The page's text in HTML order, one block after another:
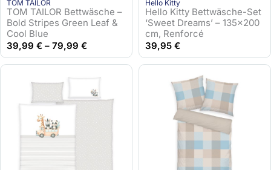
5
TOM TAILOR
TOM TAILOR Bettwäsche –
Bold Stripes Green Leaf &
Cool Blue
39,99 € – 79,99 €
Hello Kitty
Hello Kitty Bettwäsche-Set
‘Sweet Dreams’ – 135×200
cm, Renforcé
39,95 €